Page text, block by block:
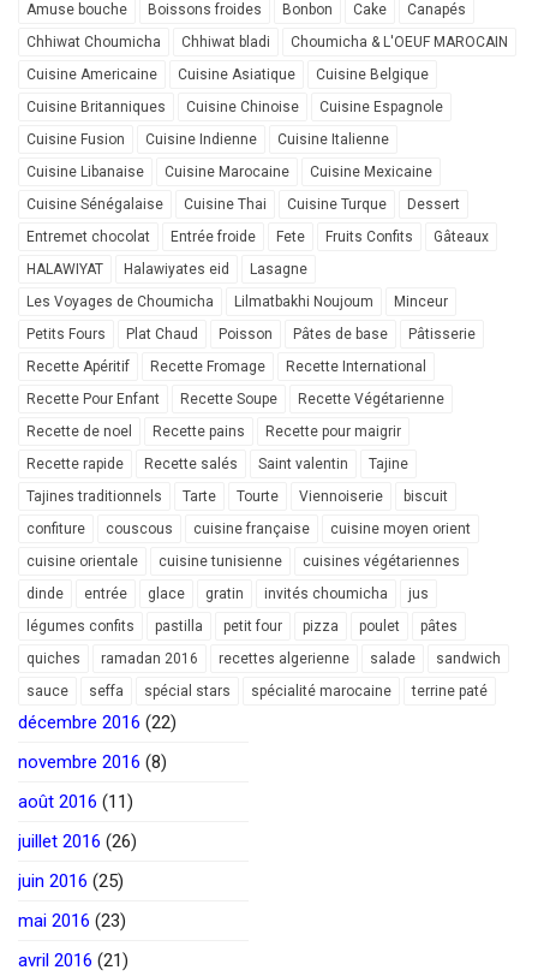
Amuse bouche
Boissons froides Bonbon Cake
Canapés
Chhiwat Choumicha
Chhiwat bladi
Choumicha & L'OEUF MAROCAIN
Cuisine Americaine
Cuisine Asiatique
Cuisine Belgique
Cuisine Britanniques
Cuisine Chinoise
Cuisine Espagnole
Cuisine Fusion
Cuisine Indienne
Cuisine Italienne
Cuisine Libanaise
Cuisine Marocaine
Cuisine Mexicaine
Cuisine Sénégalaise
Cuisine Thai Cuisine Turque
Dessert
Entremet chocolat
Entrée froide Fete Fruits Confits
Gâteaux
HALAWIYAT
Halawiyates eid
Lasagne
Les Voyages de Choumicha
Lilmatbakhi Noujoum
Minceur
Petits Fours
Plat Chaud Poisson Pâtes de base
Pâtisserie
Recette Apéritif
Recette Fromage
Recette International
Recette Pour Enfant
Recette Soupe
Recette Végétarienne
Recette de noel
Recette pains
Recette pour maigrir
Recette rapide
Recette salés Saint valentin
Tajine
Tajines traditionnels
Tarte Tourte Viennoiserie
biscuit
confiture
couscous cuisine française
cuisine moyen orient
cuisine orientale
cuisine tunisienne
cuisines végétariennes
dinde
entrée glace gratin invités choumicha
jus
légumes confits
pastilla petit four pizza poulet
pâtes
quiches
ramadan 2016 recettes algerienne salade
sandwich
sauce
seffa spécial stars spécialité marocaine terrine paté
décembre 2016 (22)
novembre 2016 (8)
août 2016 (11)
juillet 2016 (26)
juin 2016 (25)
mai 2016 (23)
avril 2016 (21)